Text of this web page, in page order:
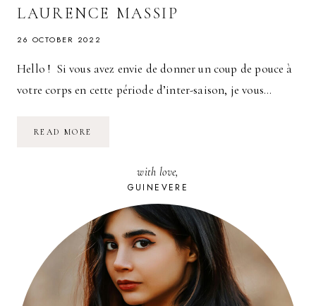
LAURENCE MASSIP
26 OCTOBER 2022
Hello ! Si vous avez envie de donner un coup de pouce à
votre corps en cette période d’inter-saison, je vous…
READ MORE
MICRO-
LAURENCE
MASSIP
with love,
GUINEVERE